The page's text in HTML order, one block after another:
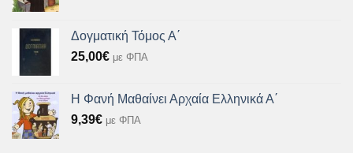
Δογματική Τόμος Α΄
25,00€ με ΦΠΑ
Η Φανή Μαθαίνει Αρχαία Ελληνικά Α΄
9,39€ με ΦΠΑ